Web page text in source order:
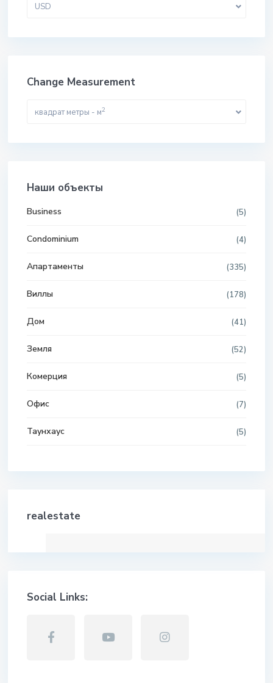
USD
Change Measurement
квадрат метры - м2
Наши объекты
Business (5)
Condominium (4)
Апартаменты (335)
Виллы (178)
Дом (41)
Земля (52)
Комерция (5)
Офис (7)
Таунхаус (5)
realestate
Social Links: